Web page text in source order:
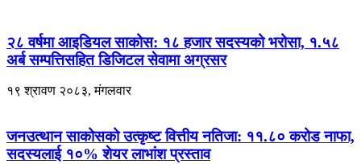
२८ वर्षमा आइडियल साकोस: १८ हजार सदस्यको भरोसा, १.५८
अर्ब सम्पत्तिसहित डिजिटल सेवामा अग्रसर
१९ श्रावण २०८३, मंगलवार
जनउत्थान साकोसको उत्कृष्ट वित्तीय नतिजा: ११.८० करोड नाफा,
सदस्यलाई १०% शेयर लाभांश प्रस्ताव